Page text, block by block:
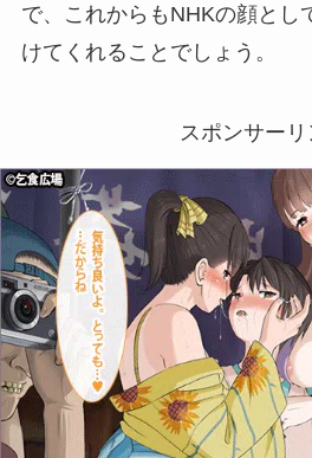
で、これからもNHKの顔とし
けてくれることでしょう。
スポンサーリ